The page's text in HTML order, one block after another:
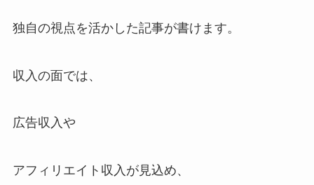
独自の視点を活かした記事が書けます。
収入の面では、
広告収入や
アフィリエイト収入が見込め、